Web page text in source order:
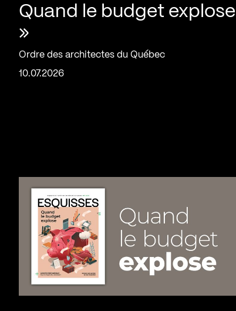
Quand le budget explose
»
Ordre des architectes du Québec
10.07.2026